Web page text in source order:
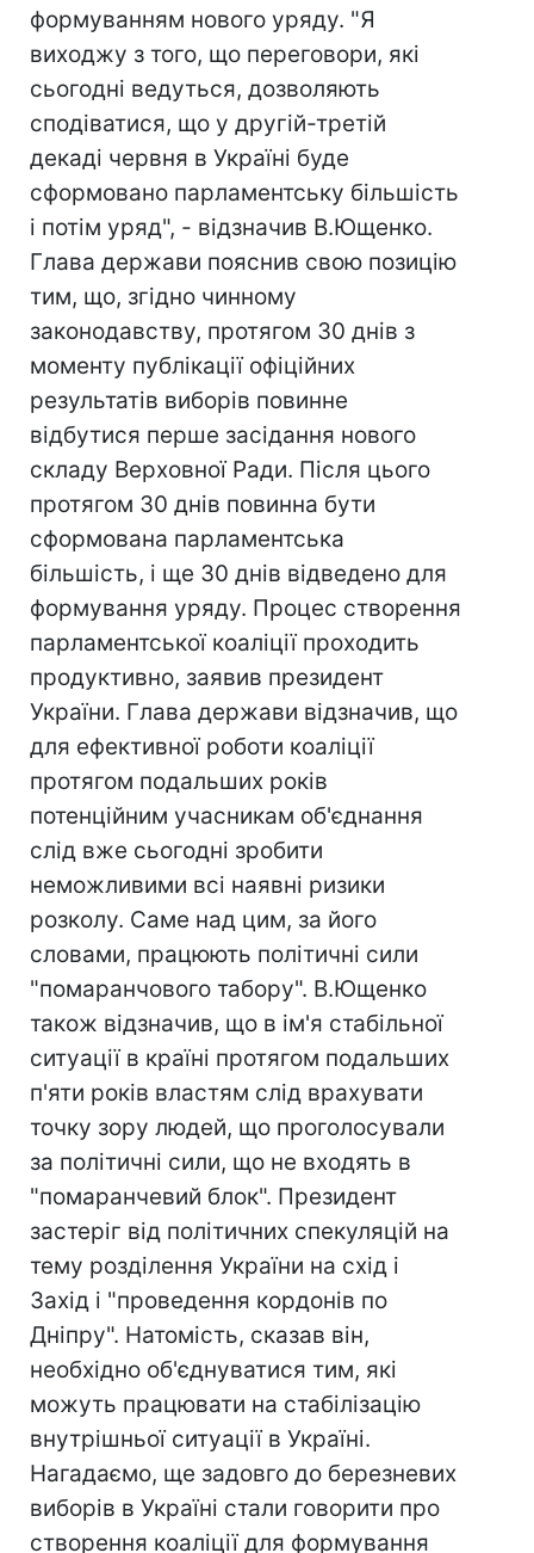
формуванням нового уряду. "Я
виходжу з того, що переговори, які
сьогодні ведуться, дозволяють
сподіватися, що у другій-третій
декаді червня в Україні буде
сформовано парламентську більшість
і потім уряд", - відзначив В.Ющенко.
Глава держави пояснив свою позицію
тим, що, згідно чинному
законодавству, протягом 30 днів з
моменту публікації офіційних
результатів виборів повинне
відбутися перше засідання нового
складу Верховної Ради. Після цього
протягом 30 днів повинна бути
сформована парламентська
більшість, і ще 30 днів відведено для
формування уряду. Процес створення
парламентської коаліції проходить
продуктивно, заявив президент
України. Глава держави відзначив, що
для ефективної роботи коаліції
протягом подальших років
потенційним учасникам об'єднання
слід вже сьогодні зробити
неможливими всі наявні ризики
розколу. Саме над цим, за його
словами, працюють політичні сили
"помаранчового табору". В.Ющенко
також відзначив, що в ім'я стабільної
ситуації в країні протягом подальших
п'яти років властям слід врахувати
точку зору людей, що проголосували
за політичні сили, що не входять в
"помаранчевий блок". Президент
застеріг від політичних спекуляцій на
тему розділення України на схід і
Захід і "проведення кордонів по
Дніпру". Натомість, сказав він,
необхідно об'єднуватися тим, які
можуть працювати на стабілізацію
внутрішньої ситуації в Україні.
Нагадаємо, ще задовго до березневих
виборів в Україні стали говорити про
створення коаліції для формування